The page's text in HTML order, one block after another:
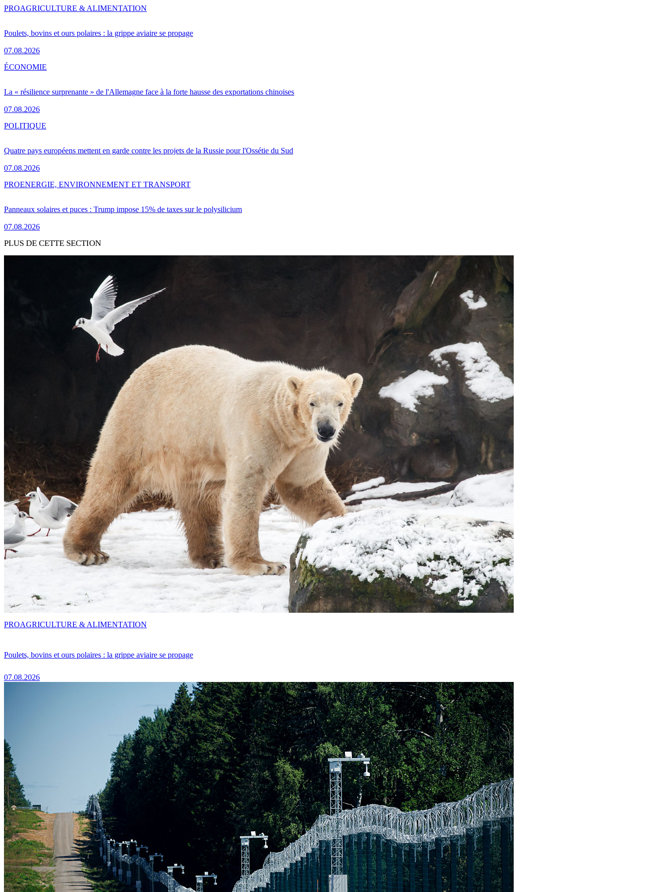
Poulets, bovins et ours polaires : la grippe aviaire se propage
07.08.2026
PROAGRICULTURE & ALIMENTATION
La « résilience surprenante » de l'Allemagne face à la forte hausse des exportations chinoises
07.08.2026
ÉCONOMIE
Quatre pays européens mettent en garde contre les projets de la Russie pour l'Ossétie du Sud
07.08.2026
POLITIQUE
Panneaux solaires et puces : Trump impose 15% de taxes sur le polysilicium
07.08.2026
PROENERGIE, ENVIRONNEMENT ET TRANSPORT
PLUS DE CETTE SECTION
Poulets, bovins et ours polaires : la grippe aviaire se propage
07.08.2026
PROAGRICULTURE & ALIMENTATION